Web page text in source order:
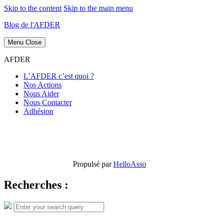
Skip to the content Skip to the main menu
Blog de l'AFDER
Menu Close
AFDER
L’AFDER c’est quoi ?
Nos Actions
Nous Aider
Nous Contacter
Adhésion
Propulsé parHelloAsso
Recherches :
Search
for:
Search